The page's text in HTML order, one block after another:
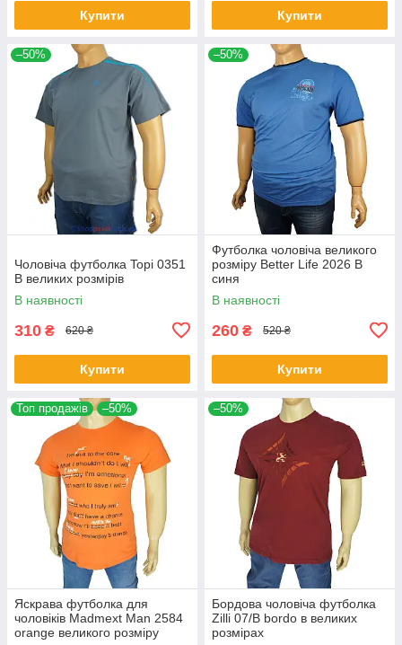
Купити Купити
–50%
Чоловіча футболка Topi 0351
B великих розмірів
В наявності
310 ₴ 620 ₴
Купити
–50%
Футболка чоловіча великого
розміру Better Life 2026 В
синя
В наявності
260 ₴ 520 ₴
Купити
Топ продажів –50%
Яскрава футболка для
чоловіків Madmext Man 2584
orange великого розміру
–50%
Бордова чоловіча футболка
Zilli 07/В bordo в великих
розмірах